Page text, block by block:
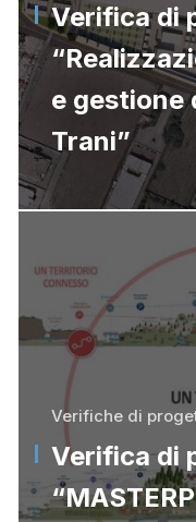
Verifica di
e gestione
Trani”
Verifiche di
Verifica di